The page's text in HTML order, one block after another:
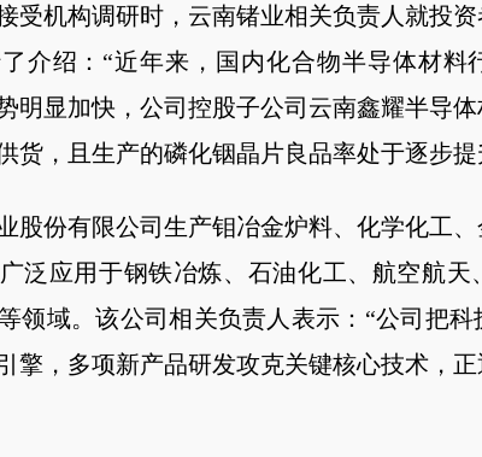
受机构调研时，云南锗业相关负责人就投
介绍：“近年来，国内化合物半导体材料
明显加快，公司控股子公司云南鑫耀半导
货，且生产的磷化铟晶片良品率处于逐步提
股份有限公司生产钼冶金炉料、化学化工
泛应用于钢铁冶炼、石油化工、航空航天
领域。该公司相关负责人表示：“公司把
擎，多项新产品研发攻克关键核心技术，